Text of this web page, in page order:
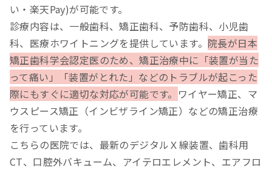
い・楽天Pay)が可能です。
診療内容は、一般歯科、矯正歯科、予防歯科、小児歯
科、医療ホワイトニングを提供しています。 院長が日本
矯正歯科学会認定医のため、矯正治療中に「装置が当た
って痛い」「装置がとれた」などのトラブルが起こった
際にもすぐに適切な対応が可能です。 ワイヤー矯正、マ
ウスピース矯正（インビザライン矯正）などの矯正治療
を行っています。
こちらの医院では、最新のデジタルＸ線装置、歯科用
CT、口腔外バキューム、アイテロエレメント、エアフロ